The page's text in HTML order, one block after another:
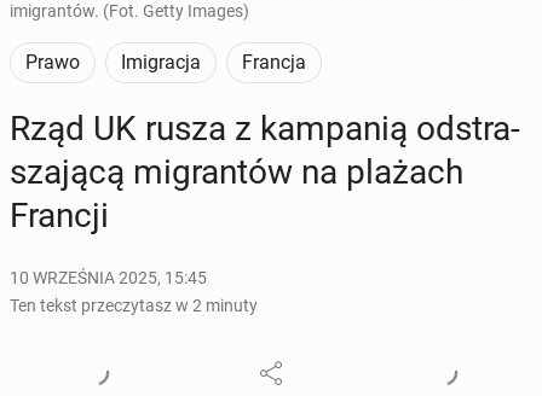
imigrantów. (Fot. Getty Images)
Prawo Imigracja Francja
Rząd UK rusza z kam­pa­nią od­stra­
sza­ją­cą mi­gran­tów na plażach
Francji
10 WRZEŚNIA 2025, 15:45
Ten tekst przeczytasz w 2 minuty